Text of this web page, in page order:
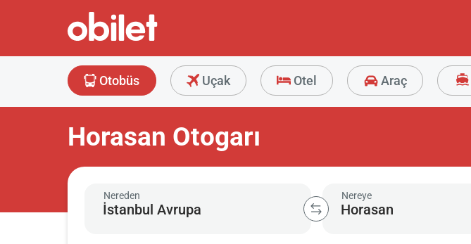
Otobüs Uçak Otel Araç
Horasan Otogarı
Nereden Nereye